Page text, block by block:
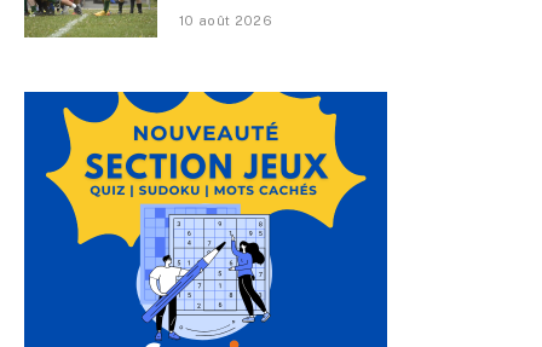
10 août 2026